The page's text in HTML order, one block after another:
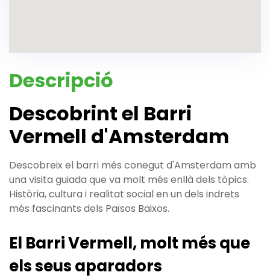
Descripció
Descobrint el Barri
Vermell d'Amsterdam
Descobreix el barri més conegut d'Amsterdam amb
una visita guiada que va molt més enllà dels tòpics.
Història, cultura i realitat social en un dels indrets
més fascinants dels Països Baixos.
El Barri Vermell, molt més que
els seus aparadors